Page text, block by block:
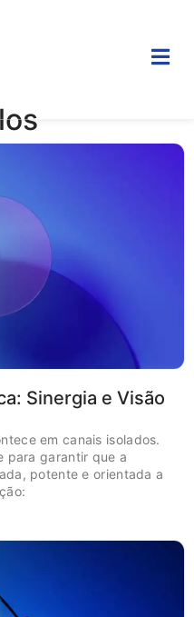
Sinergia e Visão
em canais isolados.
para garantir que a
potente e orientada a